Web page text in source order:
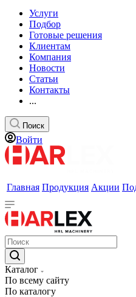
Услуги
Подбор
Готовые решения
Клиентам
Компания
Новости
Статьи
Контакты
...
Поиск
Войти
Главная Продукция Акции
Каталог
По всему сайту
По каталогу